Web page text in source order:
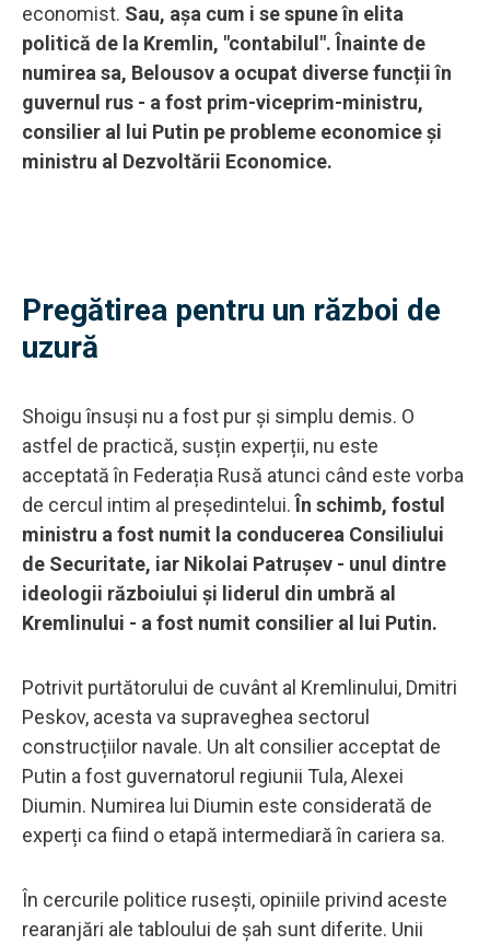
economist. Sau, așa cum i se spune în elita
politică de la Kremlin, "contabilul". Înainte de
numirea sa, Belousov a ocupat diverse funcții în
guvernul rus - a fost prim-viceprim-ministru,
consilier al lui Putin pe probleme economice și
ministru al Dezvoltării Economice.
Pregătirea pentru un război de
uzură
Shoigu însuși nu a fost pur și simplu demis. O
astfel de practică, susțin experții, nu este
acceptată în Federația Rusă atunci când este vorba
de cercul intim al președintelui.În schimb, fostul
ministru a fost numit la conducerea Consiliului
de Securitate, iar Nikolai Patrușev - unul dintre
ideologii războiului și liderul din umbră al
Kremlinului - a fost numit consilier al lui Putin.
Potrivit purtătorului de cuvânt al Kremlinului, Dmitri
Peskov, acesta va supraveghea sectorul
construcțiilor navale. Un alt consilier acceptat de
Putin a fost guvernatorul regiunii Tula, Alexei
Diumin. Numirea lui Diumin este considerată de
experți ca fiind o etapă intermediară în cariera sa.
În cercurile politice rusești, opiniile privind aceste
rearanjări ale tabloului de șah sunt diferite. Unii